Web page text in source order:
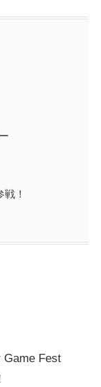
！
Game Fest